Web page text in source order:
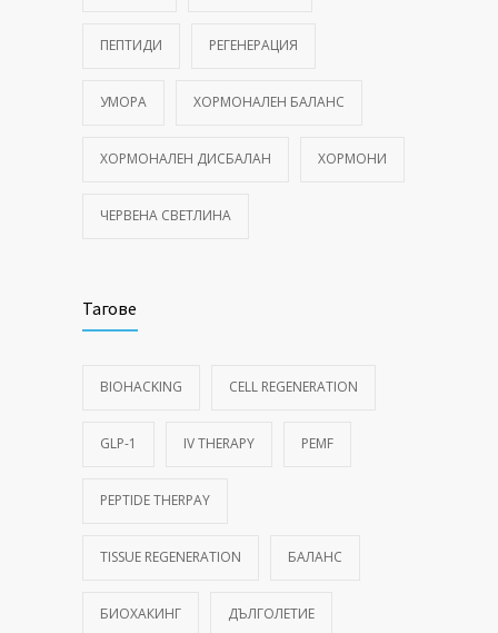
ПЕПТИДИ РЕГЕНЕРАЦИЯ
УМОРА ХОРМОНАЛЕН БАЛАНС
ХОРМОНАЛЕН ДИСБАЛАН ХОРМОНИ
ЧЕРВЕНА СВЕТЛИНА
Тагове
BIOHACKING CELL REGENERATION
GLP-1 IV THERAPY PEMF
PEPTIDE THERPAY
TISSUE REGENERATION БАЛАНС
БИОХАКИНГ ДЪЛГОЛЕТИЕ